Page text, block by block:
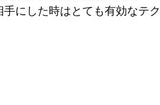
にした時はとても有効なテク